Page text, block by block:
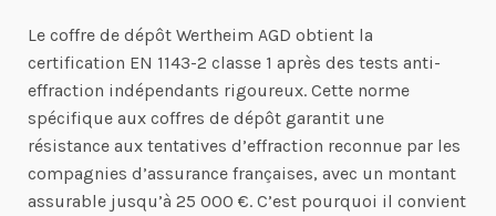
Le coffre de dépôt Wertheim AGD obtient la
certification EN 1143-2 classe 1 après des tests anti-
effraction indépendants rigoureux. Cette norme
spécifique aux coffres de dépôt garantit une
résistance aux tentatives d’effraction reconnue par les
compagnies d’assurance françaises, avec un montant
assurable jusqu’à 25 000 €. C’est pourquoi il convient